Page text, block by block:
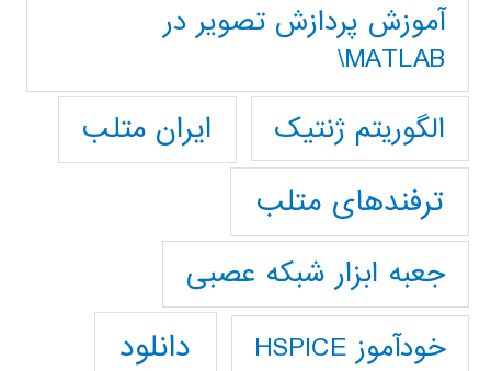
آموزش پردازش تصوير در
MATLAB\
الگوریتم ژنتیک
ایران متلب
ترفندهای متلب
جعبه ابزار شبکه عصبی
خودآموز HSPICE دانلود